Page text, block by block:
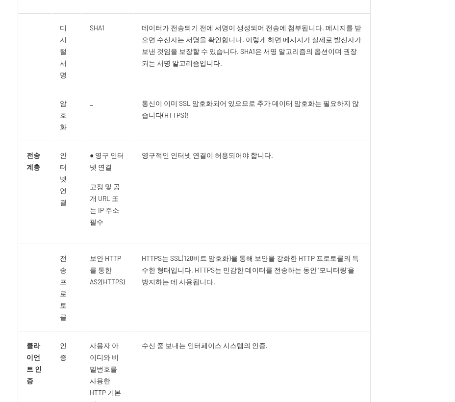
디
지
털
서
명
SHA1
데이터가 전송되기 전에 서명이 생성되어 전송에 첨부됩니다. 메시지를 받
으면 수신자는 서명을 확인합니다. 이렇게 하면 메시지가 실제로 발신자가
보낸 것임을 보장할 수 있습니다. SHA1은 서명 알고리즘의 옵션이며 권장
되는 서명 알고리즘입니다.
암
호
화
통신이 이미 SSL 암호화되어 있으므로 추가 데이터 암호화는 필요하지 않
습니다(HTTPS)!
전송
계층
인
터
넷
연
결
● 영구 인터
넷 연결
고정 및 공
개 URL 또
는 IP 주소
필수
영구적인 인터넷 연결이 허용되어야 합니다.
전
송
프
로
토
콜
보안 HTTP
를 통한
AS2(HTTPS)
HTTPS는 SSL(128비트 암호화)을 통해 보안을 강화한 HTTP 프로토콜의 특
수한 형태입니다. HTTPS는 민감한 데이터를 전송하는 동안 '모니터링'을
방지하는 데 사용됩니다.
클라
이언
트 인
증
인
증
사용자 아
이디와 비
밀번호를
사용한
HTTP 기본
수신 중 보내는 인터페이스 시스템의 인증.